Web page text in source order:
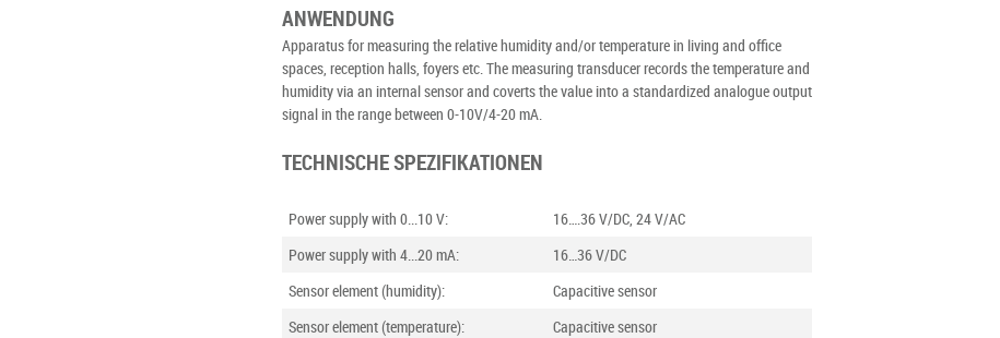
ANWENDUNG
Apparatus for measuring the relative humidity and/or temperature in living and office
spaces, reception halls, foyers etc. The measuring transducer records the temperature and
humidity via an internal sensor and coverts the value into a standardized analogue output
signal in the range between 0-10V/4-20 mA.
TECHNISCHE SPEZIFIKATIONEN
Power supply with 0...10 V:
16….36 V/DC, 24 V/AC
Power supply with 4...20 mA:
16…36 V/DC
Sensor element (humidity):
Capacitive sensor
Sensor element (temperature):
Capacitive sensor